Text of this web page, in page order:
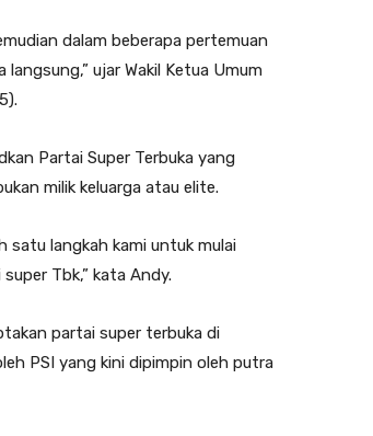
dalam beberapa pertemuan
ujar Wakil Ketua Umum
Partai Super Terbuka yang
milik keluarga atau elite.
satu langkah kami untuk mulai
Tbk,” kata Andy.
partai super terbuka di
PSI yang kini dipimpin oleh putra